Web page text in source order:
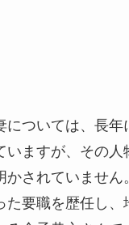
については、長年
いますが、その人
かされていません
た要職を歴任し、